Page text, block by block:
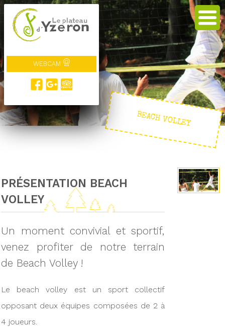
WEBCAM
BEACH VOLLEY
PRÉSENTATION BEACH
VOLLEY
Un moment convivial et sportif,
venez profiter de notre terrain
de Beach Volley !
Le beach volley est un sport collectif
opposant deux équipes composées de 2 à
4 joueurs.